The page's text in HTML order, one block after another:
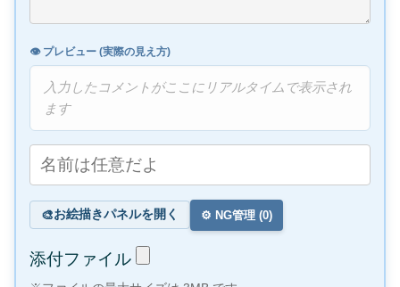
👁️ プレビュー (実際の見え方)
入力したコメントがここにリアルタイムで表示され
ます
🎨お絵描きパネルを開く ⚙️ NG管理 (0)
添付ファイル